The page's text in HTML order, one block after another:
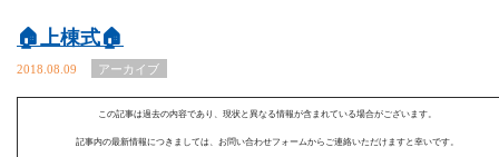
🏠上棟式🏠
2018.08.09 アーカイブ
この記事は過去の内容であり、現状と異なる情報が含まれている場合がございます。
記事内の最新情報につきましては、お問い合わせフォームからご連絡いただけますと幸いです。